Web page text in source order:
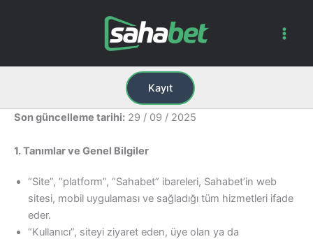
Kayıt
Son güncelleme tarihi: 29 / 09 / 2025
1. Tanımlar ve Genel Bilgiler
“Site”, “platform”, “Sahabet” ibareleri, Sahabet’in web
sitesi, mobil uygulaması ve sağladığı tüm hizmetleri ifade
eder.
“Kullanıcı”, siteyi ziyaret eden, üye olan ya da